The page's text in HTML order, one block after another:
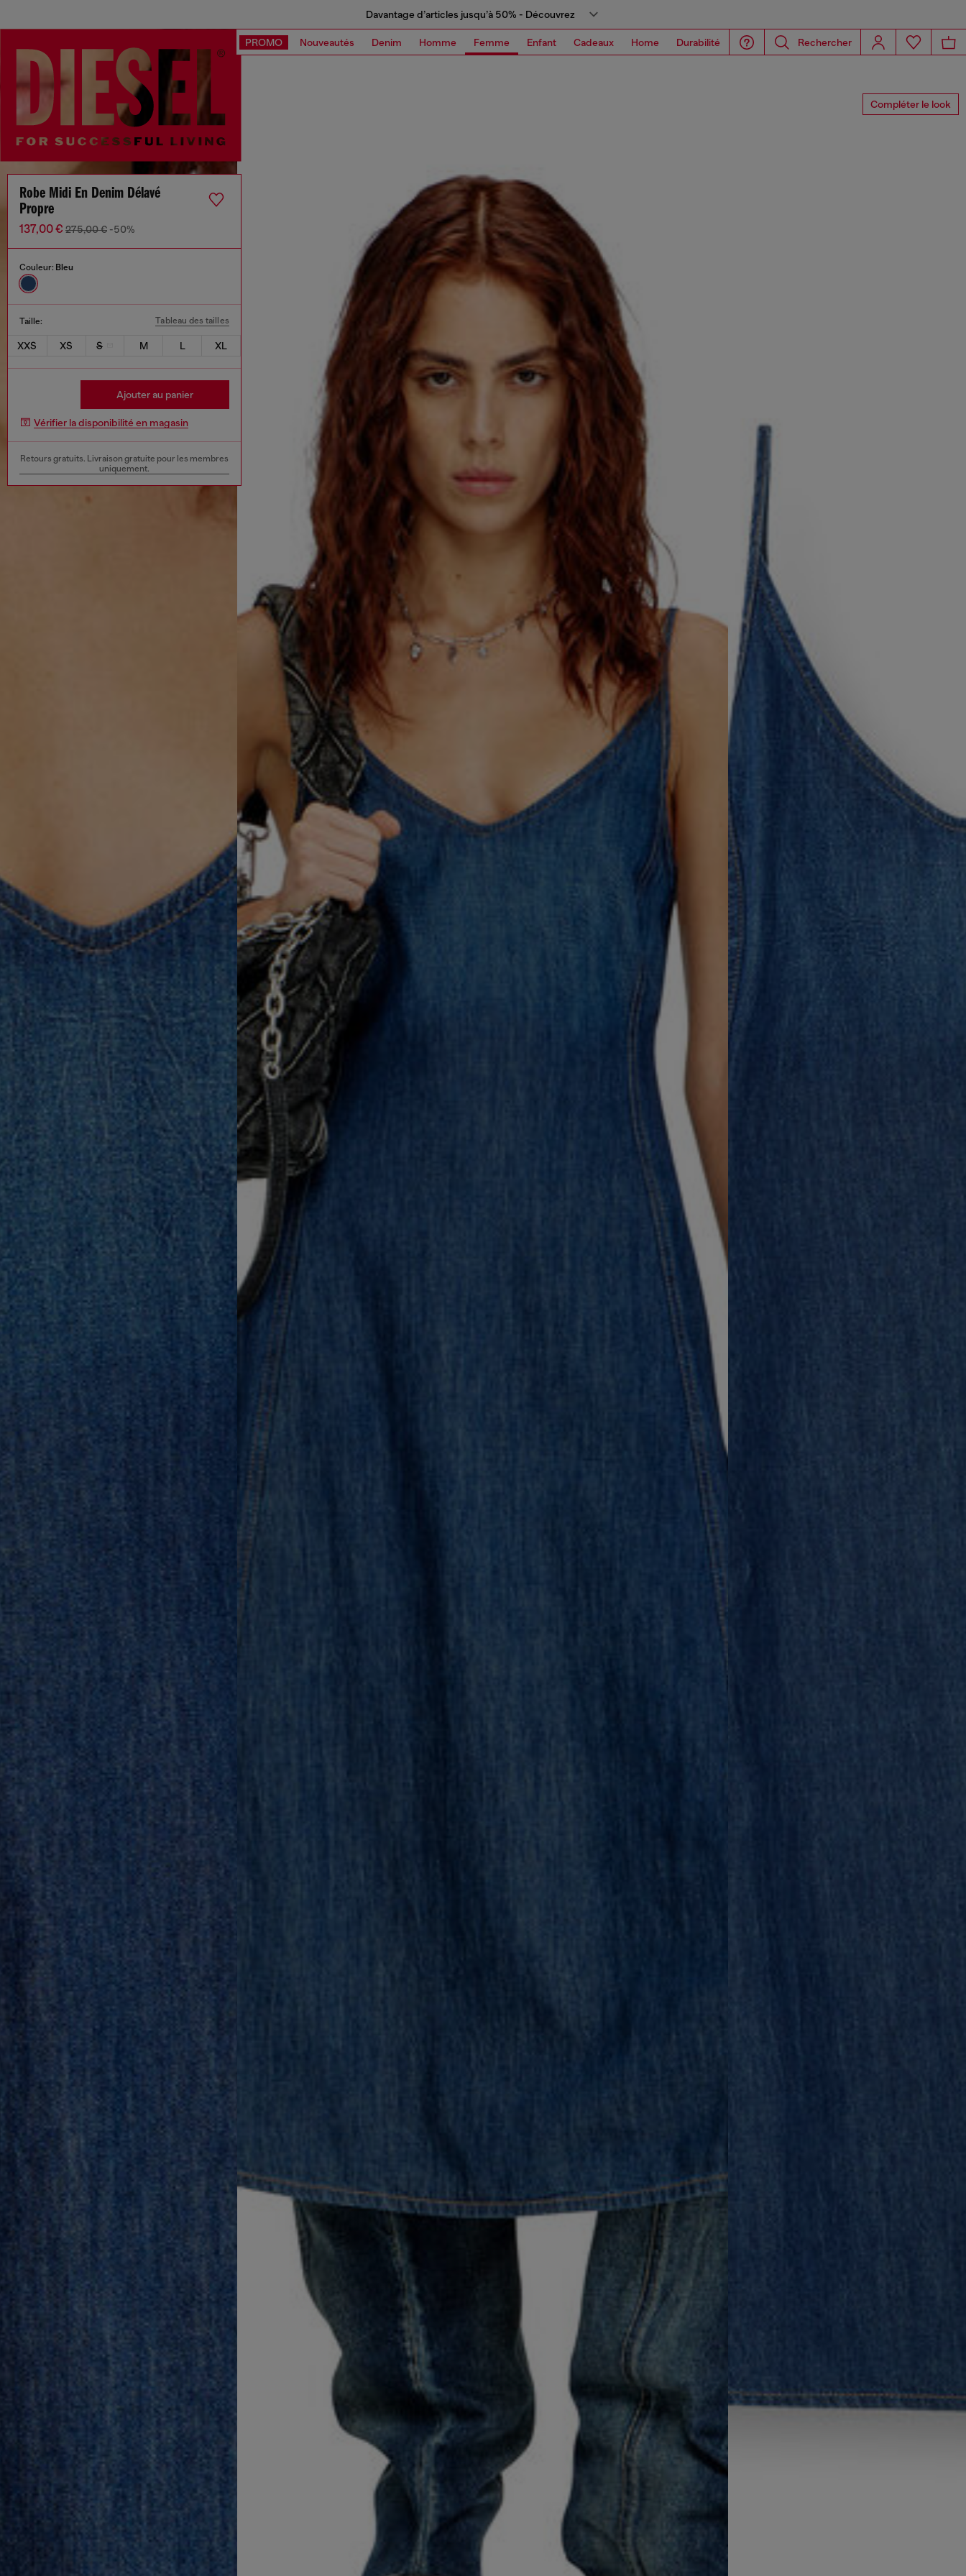
Davantage d’articles jusqu’à 50% - Découvrez
PROMO Nouveautés Denim Homme Femme Enfant Cadeaux Home Durabilité Rechercher
Compléter le look
Robe Midi En Denim Délavé
Propre
137,00 € 275,00 € -50%
Couleur: Bleu
Taille: Tableau des tailles
XXS XS S M L XL
Ajouter au panier
Vérifier la disponibilité en magasin
Retours gratuits. Livraison gratuite pour les membres
uniquement.